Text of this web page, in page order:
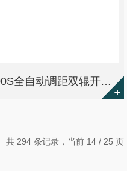
QKLJ-300S全自动调距双辊开炼机
共 294 条记录，当前 14 / 25 页